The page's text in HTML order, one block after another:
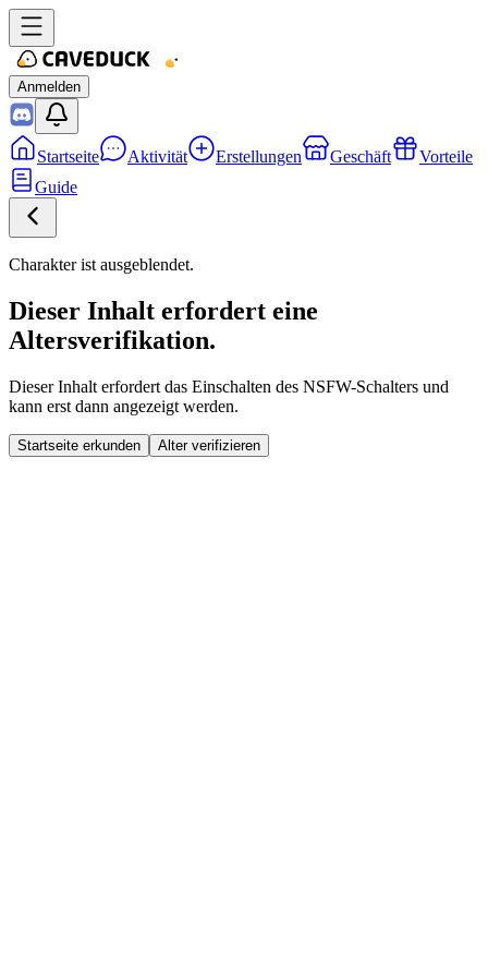
Anmelden
Startseite Aktivität Erstellungen Geschäft
Vorteile
Guide
Charakter ist ausgeblendet.
Dieser Inhalt erfordert eine
Altersverifikation.
Dieser Inhalt erfordert das Einschalten des NSFW-Schalters und
kann erst dann angezeigt werden.
Startseite erkunden Alter verifizieren